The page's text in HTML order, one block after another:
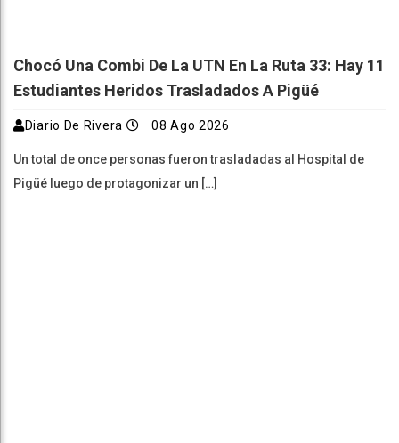
Chocó Una Combi De La UTN En La Ruta 33: Hay 11
Estudiantes Heridos Trasladados A Pigüé
Diario De Rivera 08 Ago 2026
Un total de once personas fueron trasladadas al Hospital de
Pigüé luego de protagonizar un […]